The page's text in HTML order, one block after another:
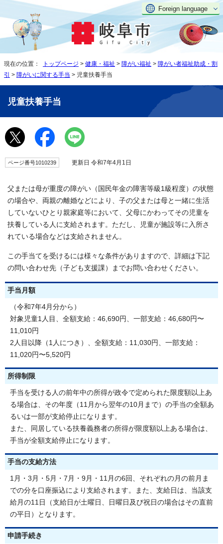
Foreign language
現在の位置： トップページ > 健康・福祉 > 障がい福祉 > 障がい者福祉助成・割
引 > 障がいに関する手当 > 児童扶養手当
児童扶養手当
ページ番号1010239 更新日 令和7年4月1日
父または母が重度の障がい（国民年金の障害等級1級程度）の状態
の場合や、両親の離婚などにより、子の父または母と一緒に生活
していないひとり親家庭等において、父母にかわってその児童を
扶養している人に支給されます。ただし、児童が施設等に入所さ
れている場合などは支給されません。
この手当てを受けるには様々な条件がありますので、詳細は下記
の問い合わせ先（子ども支援課）までお問い合わせください。
手当月額
（令和7年4月分から）
対象児童1人目、全額支給：46,690円、一部支給：46,680円〜
11,010円
2人目以降（1人につき）、全額支給：11,030円、一部支給：
11,020円〜5,520円
所得制限
手当を受ける人の前年中の所得が政令で定められた限度額以上あ
る場合は、その年度（11月から翌年の10月まで）の手当の全額あ
るいは一部が支給停止になります。
また、同居している扶養義務者の所得が限度額以上ある場合は、
手当が全額支給停止になります。
手当の支給方法
1月・3月・5月・7月・9月・11月の6回、それぞれの月の前月ま
での分を口座振込により支給されます。また、支給日は、当該支
給月の11日（支給日が土曜日、日曜日及び祝日の場合はその直前
の平日）となります。
申請手続き